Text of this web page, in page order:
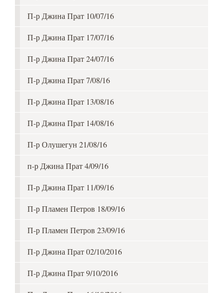
П-р Джина Прат 10/07/16
П-р Джина Прат 17/07/16
П-р Джина Прат 24/07/16
П-р Джина Прат 7/08/16
П-р Джина Прат 13/08/16
П-р Джина Прат 14/08/16
П-р Олушегун 21/08/16
п-р Джина Прат 4/09/16
П-р Джина Прат 11/09/16
П-р Пламен Петров 18/09/16
П-р Пламен Петров 23/09/16
П-р Джина Прат 02/10/2016
П-р Джина Прат 9/10/2016